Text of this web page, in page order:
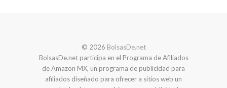
© 2026 BolsasDe.net
BolsasDe.net participa en el Programa de Afiliados
de Amazon MX, un programa de publicidad para
afiliados diseñado para ofrecer a sitios web un